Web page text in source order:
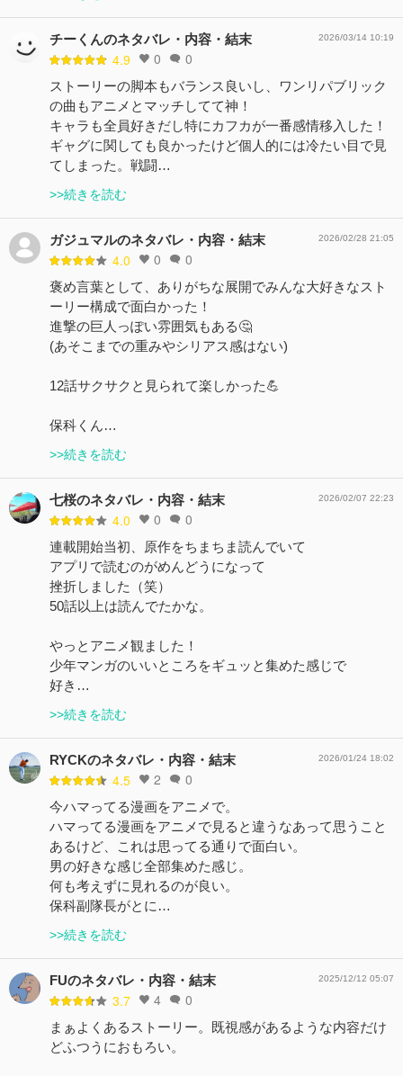
チーくんのネタバレ・内容・結末
4.9 0 0
2026/03/14 10:19
ストーリーの脚本もバランス良いし、ワンリパブリック
の曲もアニメとマッチしてて神！
キャラも全員好きだし特にカフカが一番感情移入した！
ギャグに関しても良かったけど個人的には冷たい目で見
てしまった。戦闘…
>>続きを読む
ガジュマルのネタバレ・内容・結末
4.0 0 0
2026/02/28 21:05
褒め言葉として、ありがちな展開でみんな大好きなスト
ーリー構成で面白かった！
進撃の巨人っぽい雰囲気もある🤔
(あそこまでの重みやシリアス感はない)
12話サクサクと見られて楽しかった💪
保科くん…
>>続きを読む
七桜のネタバレ・内容・結末
4.0 0 0
2026/02/07 22:23
連載開始当初、原作をちまちま読んでいて
アプリで読むのがめんどうになって
挫折しました（笑）
50話以上は読んでたかな。
やっとアニメ観ました！
少年マンガのいいところをギュッと集めた感じで
好き…
>>続きを読む
RYCKのネタバレ・内容・結末
4.5 2 0
2026/01/24 18:02
今ハマってる漫画をアニメで。
ハマってる漫画をアニメで見ると違うなあって思うこと
あるけど、これは思ってる通りで面白い。
男の好きな感じ全部集めた感じ。
何も考えずに見れるのが良い。
保科副隊長がとに…
>>続きを読む
FUのネタバレ・内容・結末
3.7 4 0
2025/12/12 05:07
まぁよくあるストーリー。既視感があるような内容だけ
どふつうにおもろい。